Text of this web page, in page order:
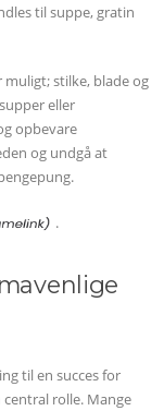
til suppe, gratin
stilke, blade og
eller
opbevare
og undgå at
.
til en succes for
rolle. Mange